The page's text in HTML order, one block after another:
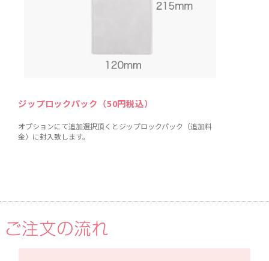
ジップロックパック（50円税込）
オプションにて追加選択頂くとジップロックパック（追加料
金）に封入致します。